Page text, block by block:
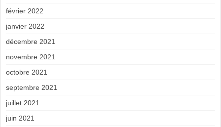
février 2022
janvier 2022
décembre 2021
novembre 2021
octobre 2021
septembre 2021
juillet 2021
juin 2021